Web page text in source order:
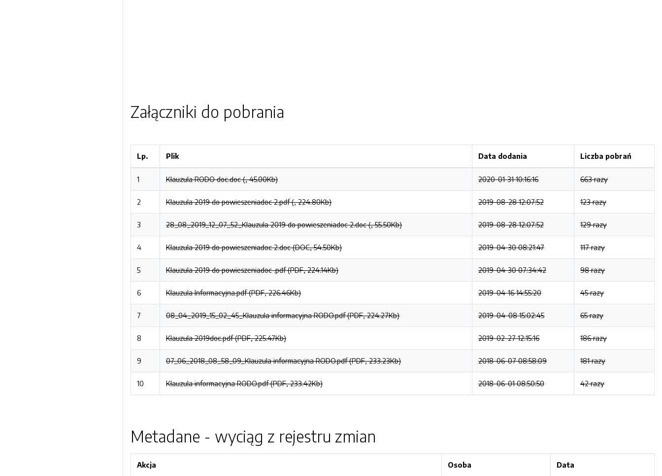
Załączniki do pobrania
Lp. Plik Data dodania Liczba pobrań
1 Klauzula RODO doc.doc (, 45.00Kb) 2020-01-31 10:16:16 663 razy
2 Klauzula 2019 do powieszeniadoc 2.pdf (, 224.80Kb) 2019-08-28 12:07:52 123 razy
3 28_08_2019_12_07_52_Klauzula 2019 do powieszeniadoc 2.doc (, 55.50Kb) 2019-08-28 12:07:52 129 razy
4 Klauzula 2019 do powieszeniadoc 2.doc (DOC, 54.50Kb) 2019-04-30 08:21:47 117 razy
5 Klauzula 2019 do powieszeniadoc .pdf (PDF, 224.14Kb) 2019-04-30 07:34:42 98 razy
6 Klauzula Informacyjna.pdf (PDF, 226.46Kb) 2019-04-16 14:55:20 45 razy
7 08_04_2019_15_02_45_Klauzula informacyjna RODO.pdf (PDF, 224.27Kb) 2019-04-08 15:02:45 65 razy
8 Klauzula 2019doc.pdf (PDF, 225.47Kb) 2019-02-27 12:15:16 186 razy
9 07_06_2018_08_58_09_Klauzula informacyjna RODO.pdf (PDF, 233.23Kb) 2018-06-07 08:58:09 181 razy
10 Klauzula informacyjna RODO.pdf (PDF, 233.42Kb) 2018-06-01 08:50:50 42 razy
Metadane - wyciąg z rejestru zmian
Akcja Osoba Data